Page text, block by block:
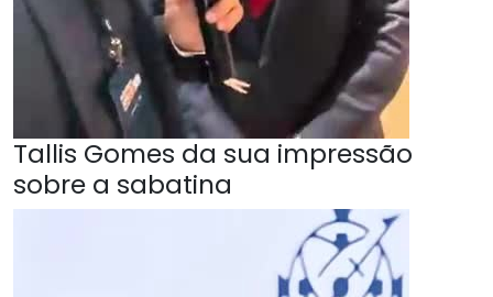
Tallis Gomes da sua impressão
sobre a sabatina